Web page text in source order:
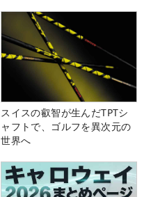
スイスの叡智が生んだTPTシ
ャフトで、ゴルフを異次元の
世界へ